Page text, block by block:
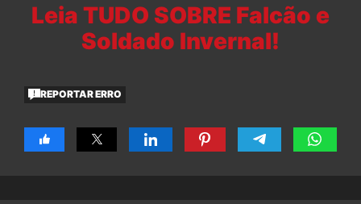
Leia TUDO SOBRE Falcão e
Soldado Invernal!
REPORTAR ERRO